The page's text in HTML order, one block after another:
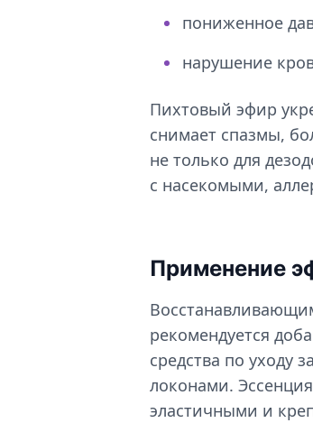
пониженное
нарушение
Пихтовый эфир
снимает спазмы,
не только для
с насекомыми,
Применение
рекомендуется
средства по уходу
локонами.
эластичными и